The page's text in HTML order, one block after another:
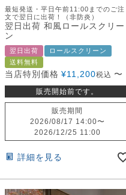
最短発送・平日午前11:00までのご注
文で翌日に出荷！（非防炎）
翌日出荷 和風ロールスクリー
ン
翌日出荷
ロールスクリーン
送料無料
当店特別価格 ¥11,200税込 〜
販売開始前です。
販売期間
2026/08/17 14:00〜
2026/12/25 11:00
詳細を見る